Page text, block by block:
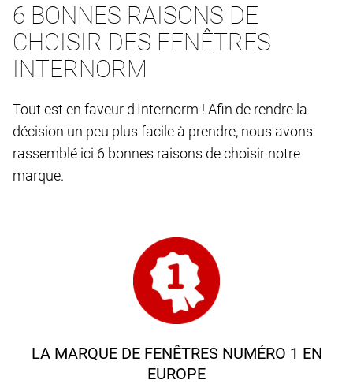
6 BONNES RAISONS DE
CHOISIR DES FENÊTRES
INTERNORM
Tout est en faveur d'Internorm ! Afin de rendre la
décision un peu plus facile à prendre, nous avons
rassemblé ici 6 bonnes raisons de choisir notre
marque.
LA MARQUE DE FENÊTRES NUMÉRO 1 EN
EUROPE